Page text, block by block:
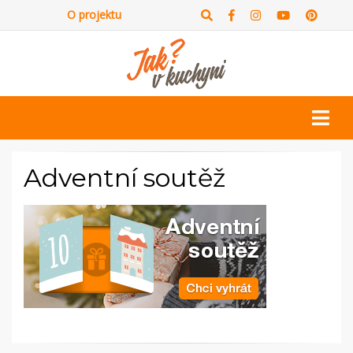
O projektu
Adventní soutěž